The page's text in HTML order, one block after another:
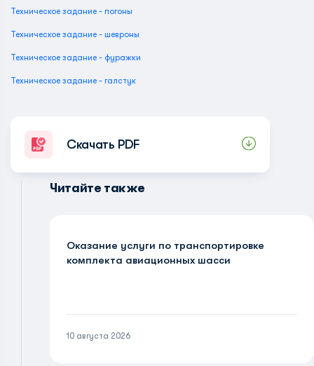
Техническое задание - погоны
Техническое задание - шевроны
Техническое задание - фуражки
Техническое задание - галстук
Скачать PDF
Читайте также
Оказание услуги по транспортировке
комплекта авиационных шасси
10 августа 2026